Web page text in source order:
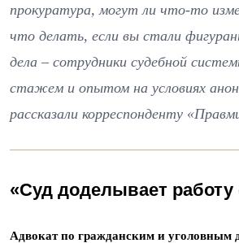
прокуратура, могут ли что-то
что делать, если вы стали
дела – сотрудники судебной
стажем и опытом на условиях
рассказали корреспонденту
«Суд доделывает работу
Адвокат по гражданским и уголовным